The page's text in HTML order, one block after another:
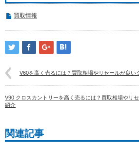
買取情報
V60を高く売るには？買取相場やリセールが良い
V90 クロスカントリーを高く売るには？買取相場やリ
紹介
関連記事